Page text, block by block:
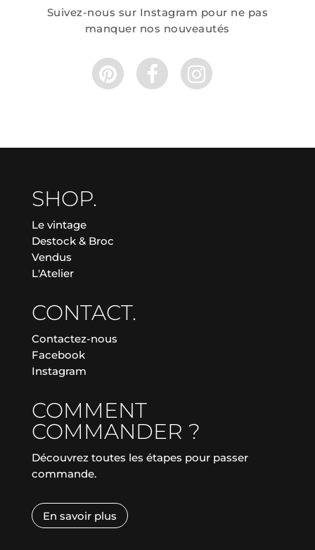
Suivez-nous sur Instagram pour ne pas
manquer nos nouveautés
SHOP.
Le vintage
Destock & Broc
Vendus
L'Atelier
CONTACT.
Contactez-nous
Facebook
Instagram
COMMENT
COMMANDER ?
Découvrez toutes les étapes pour passer
commande.
En savoir plus